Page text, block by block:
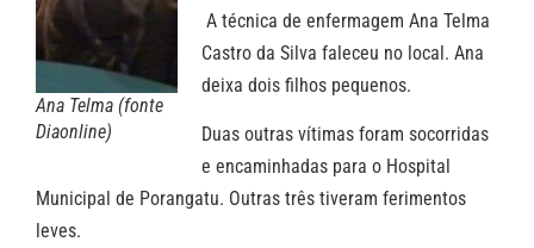
Ana Telma (fonte
Diaonline)
A técnica de enfermagem Ana Telma
Castro da Silva faleceu no local. Ana
deixa dois filhos pequenos.
Duas outras vítimas foram socorridas
e encaminhadas para o Hospital
Municipal de Porangatu. Outras três tiveram ferimentos
leves.